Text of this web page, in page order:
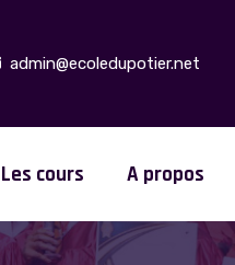
admin@ecoledupotier.net
Les cours A propos